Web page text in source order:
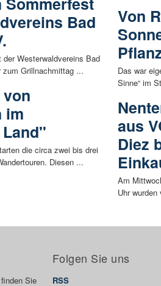
Bad
Westerwaldvereins Bad
zum Grillnachmittag ...
im
die circa zwei bis drei
Diesen ...
Von
Das war
Sinne“ im
aus
Diez
Am
Uhr
Sie
Folgen Sie uns
RSS